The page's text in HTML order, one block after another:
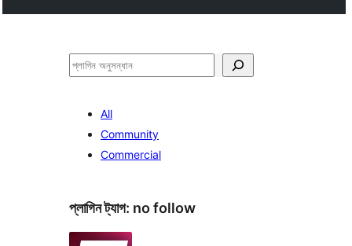
অনুসন্ধান
All
Community
Commercial
প্লাগিন ট্যাগ: no follow